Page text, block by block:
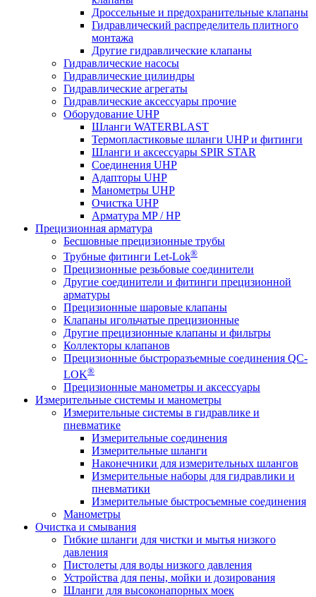
Дроссельные и предохранительные клапаны
Гидравлический распределитель плитного
монтажа
Другие гидравлические клапаны
Гидравлические насосы
Гидравлические цилиндры
Гидравлические агрегаты
Гидравлические аксессуары прочие
Оборудование UHP
Шланги WATERBLAST
Термопластиковые шланги UHP и фитинги
Шланги и аксессуары SPIR STAR
Соединения UHP
Адапторы UHP
Манометры UHP
Очистка UHP
Арматура MP / HP
Прецизионная арматура
Бесшовные прецизионные трубы
Трубные фитинги Let-Lok®
Прецизионные резьбовые соединители
Другие соединители и фитинги прецизионной
арматуры
Прецизионные шаровые клапаны
Клапаны игольчатые прецизионные
Другие прецизионные клапаны и фильтры
Коллекторы клапанов
Прецизионные быстроразъемные соединения QC-
LOK®
Прецизионные манометры и аксессуары
Измерительные системы и манометры
Измерительные системы в гидравлике и
пневматике
Измерительные соединения
Измерительные шланги
Наконечники для измерительных шлангов
Измерительные наборы для гидравлики и
пневматики
Измерительные быстросъемные соединения
Манометры
Очистка и смывания
Гибкие шланги для чистки и мытья низкого
давления
Пистолеты для воды низкого давления
Устройства для пены, мойки и дозирования
Шланги для высоконапорных моек